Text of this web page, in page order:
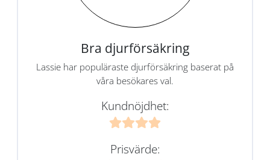
Bra djurförsäkring
Lassie har populäraste djurförsäkring baserat på
våra besökares val.
Kundnöjdhet:
Prisvärde: